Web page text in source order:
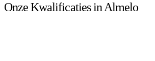
Onze Kwalificaties in Almelo